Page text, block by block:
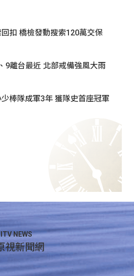
扣 橋檢發動搜索120萬交保
9離台最近 北部戒備強風大雨
棒隊成軍3年 獲隊史首座冠軍
NEWS
視新聞網